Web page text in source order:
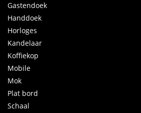
Gastendoek
Handdoek
Horloges
Kandelaar
Koffiekop
Mobile
Mok
Plat bord
Schaal